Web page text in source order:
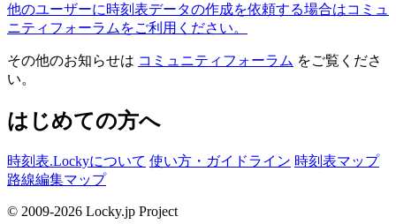
他のユーザーに時刻表データの作成を依頼する場合はコミュ
ニティフォーラムをご利用ください。
その他のお知らせは コミュニティフォーラム をご覧くださ
い。
はじめての方へ
時刻表.Lockyについて 使い方・ガイドライン 時刻表マップ
路線編集マップ
© 2009-2026 Locky.jp Project